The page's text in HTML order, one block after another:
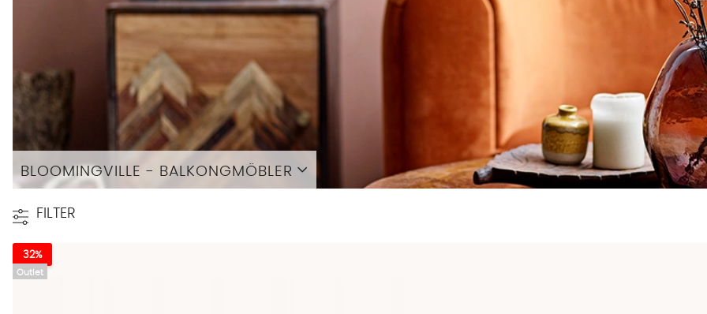
BLOOMINGVILLE - BALKONGMÖBLER
FILTER
Outlet
32%